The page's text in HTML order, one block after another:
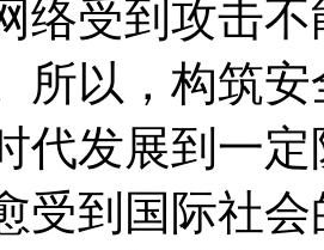
络受到攻击
所以，构筑
代发展到一
受到国际社